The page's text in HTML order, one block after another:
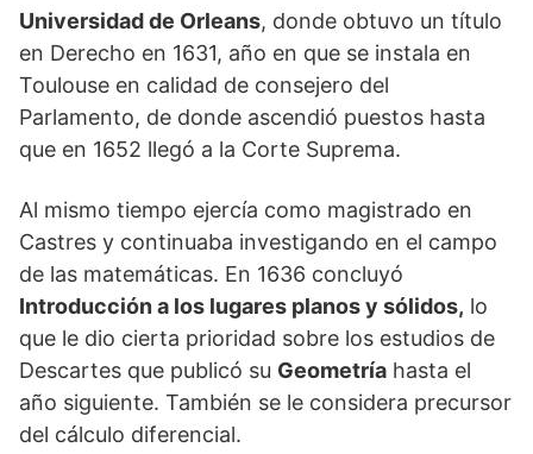
Universidad de Orleans, donde obtuvo un título
en Derecho en 1631, año en que se instala en
Toulouse en calidad de consejero del
Parlamento, de donde ascendió puestos hasta
que en 1652 llegó a la Corte Suprema.
Al mismo tiempo ejercía como magistrado en
Castres y continuaba investigando en el campo
de las matemáticas. En 1636 concluyó
Introducción a los lugares planos y sólidos, lo
que le dio cierta prioridad sobre los estudios de
Descartes que publicó su Geometría hasta el
año siguiente. También se le considera precursor
del cálculo diferencial.